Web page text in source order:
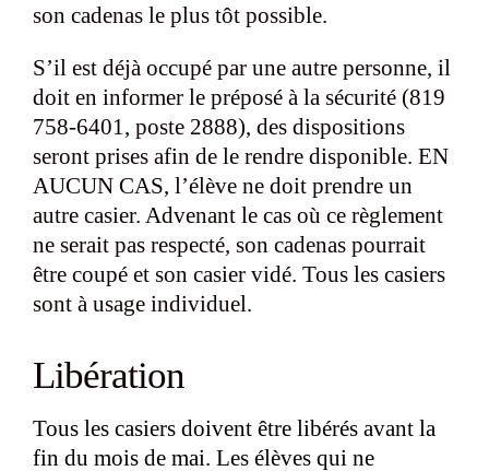
son cadenas le plus tôt possible.
S’il est déjà occupé par une autre personne, il
doit en informer le préposé à la sécurité (819
758-6401, poste 2888), des dispositions
seront prises afin de le rendre disponible. EN
AUCUN CAS, l’élève ne doit prendre un
autre casier. Advenant le cas où ce règlement
ne serait pas respecté, son cadenas pourrait
être coupé et son casier vidé. Tous les casiers
sont à usage individuel.
Libération
Tous les casiers doivent être libérés avant la
fin du mois de mai. Les élèves qui ne